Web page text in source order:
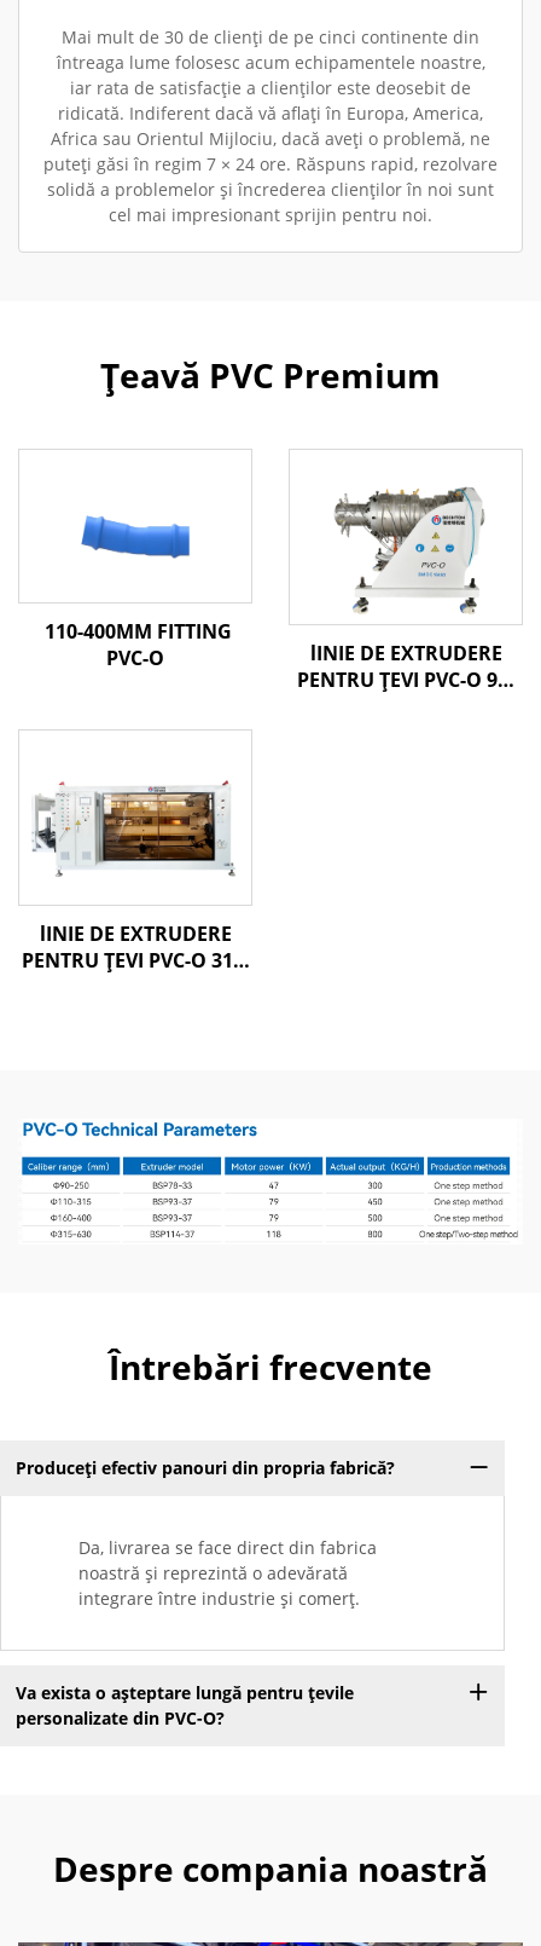
Mai mult de 30 de clienți de pe cinci continente din
întreaga lume folosesc acum echipamentele noastre,
iar rata de satisfacție a clienților este deosebit de
ridicată. Indiferent dacă vă aflați în Europa, America,
Africa sau Orientul Mijlociu, dacă aveți o problemă, ne
puteți găsi în regim 7 × 24 ore. Răspuns rapid, rezolvare
solidă a problemelor și încrederea clienților în noi sunt
cel mai impresionant sprijin pentru noi.
Țeavă PVC Premium
110-400MM FITTING
PVC-O
lINIE DE EXTRUDERE
PENTRU ȚEVI PVC-O 90-
lINIE DE EXTRUDERE
PENTRU ŢEVI PVC-O 315-
Întrebări frecvente
Produceți efectiv panouri din propria fabrică?
Da, livrarea se face direct din fabrica
noastră și reprezintă o adevărată
integrare între industrie și comerț.
Va exista o așteptare lungă pentru țevile
personalizate din PVC-O?
Despre compania noastră